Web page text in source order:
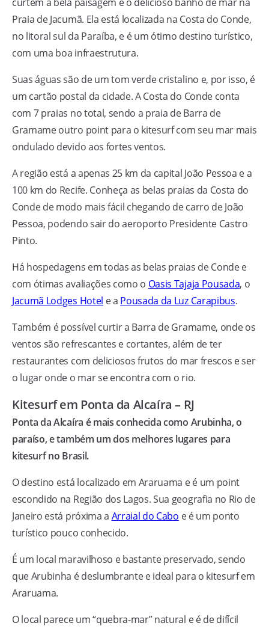
Praia de Jacumã. Ela está localizada na Costa do Conde,
no litoral sul da Paraíba, e é um ótimo destino turístico,
com uma boa infraestrutura.
Suas águas são de um tom verde cristalino e, por isso, é
um cartão postal da cidade. A Costa do Conde conta
com 7 praias no total, sendo a praia de Barra de
Gramame outro point para o kitesurf com seu mar mais
ondulado devido aos fortes ventos.
A região está a apenas 25 km da capital João Pessoa e a
100 km do Recife. Conheça as belas praias da Costa do
Conde de modo mais fácil chegando de carro de João
Pessoa, podendo sair do aeroporto Presidente Castro
Pinto.
Há hospedagens em todas as belas praias de Conde e
com ótimas avaliações como o Oasis Tajaja Pousada, o
Jacumã Lodges Hotel e a Pousada da Luz Carapibus.
Também é possível curtir a Barra de Gramame, onde os
ventos são refrescantes e cortantes, além de ter
restaurantes com deliciosos frutos do mar frescos e ser
o lugar onde o mar se encontra com o rio.
Kitesurf em Ponta da Alcaíra – RJ
Ponta da Alcaíra é mais conhecida como Arubinha, o
paraíso, e também um dos melhores lugares para
kitesurf no Brasil.
O destino está localizado em Araruama e é um point
escondido na Região dos Lagos. Sua geografia no Rio de
Janeiro está próxima a Arraial do Cabo e é um ponto
turístico pouco conhecido.
É um local maravilhoso e bastante preservado, sendo
que Arubinha é deslumbrante e ideal para o kitesurf em
Araruama.
O local parece um “quebra-mar” natural e é de difícil